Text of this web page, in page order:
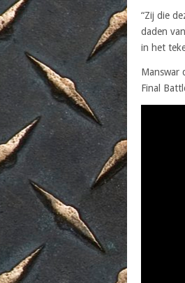
“Zij die
daden
in het
Manswar
Final